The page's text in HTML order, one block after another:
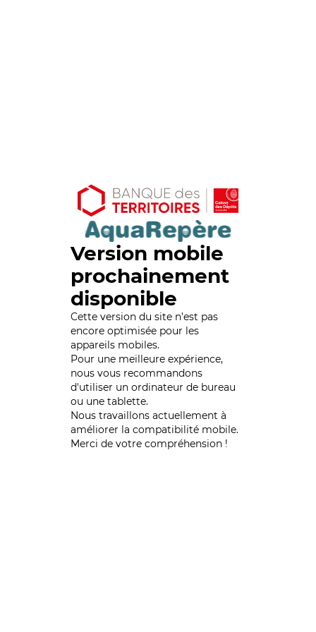
Version mobile
prochainement
disponible
Cette version du site n’est pas
encore optimisée pour les
appareils mobiles.
Pour une meilleure expérience,
nous vous recommandons
d'utiliser un ordinateur de bureau
ou une tablette.
Nous travaillons actuellement à
améliorer la compatibilité mobile.
Merci de votre compréhension !